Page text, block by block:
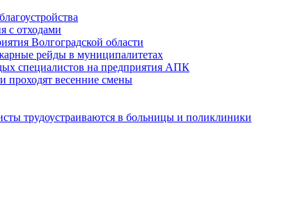
с отходами
Волгоградской области
рейды в муниципалитетах
специалистов на предприятия АПК
проходят весенние смены
трудоустраиваются в больницы и поликлиники